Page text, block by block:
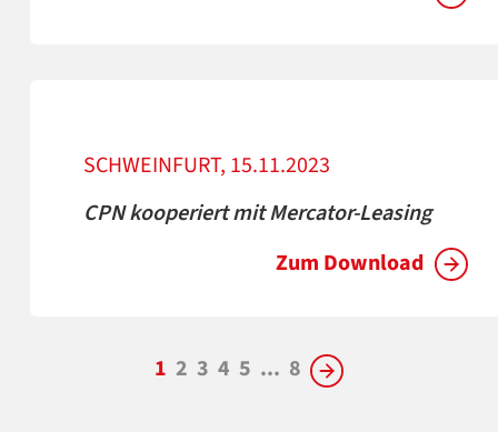
SCHWEINFURT, 15.11.2023
CPN kooperiert mit Mercator-Leasing
Zum Download
1 2 3 4 5 ... 8